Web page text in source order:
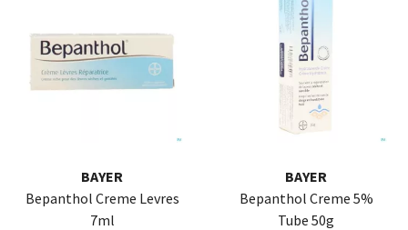
BAYER
Bepanthol Creme Levres
7ml
BAYER
Bepanthol Creme 5%
Tube 50g